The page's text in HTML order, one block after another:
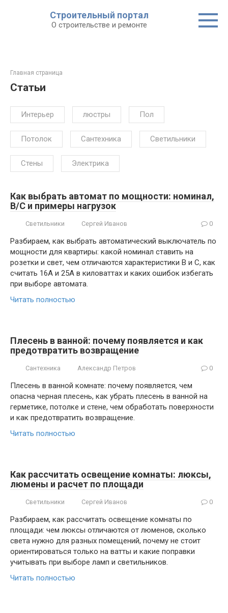
Строительный портал
О строительстве и ремонте
Главная страница
Статьи
Интерьер люстры Пол
Потолок Сантехника Светильники
Стены Электрика
Как выбрать автомат по мощности: номинал,
B/C и примеры нагрузок
Светильники Сергей Иванов 0
Разбираем, как выбрать автоматический выключатель по
мощности для квартиры: какой номинал ставить на
розетки и свет, чем отличаются характеристики B и C, как
считать 16А и 25А в киловаттах и каких ошибок избегать
при выборе автомата.
Читать полностью
Плесень в ванной: почему появляется и как
предотвратить возвращение
Сантехника Александр Петров 0
Плесень в ванной комнате: почему появляется, чем
опасна черная плесень, как убрать плесень в ванной на
герметике, потолке и стене, чем обработать поверхности
и как предотвратить возвращение.
Читать полностью
Как рассчитать освещение комнаты: люксы,
люмены и расчет по площади
Светильники Сергей Иванов 0
Разбираем, как рассчитать освещение комнаты по
площади: чем люксы отличаются от люменов, сколько
света нужно для разных помещений, почему не стоит
ориентироваться только на ватты и какие поправки
учитывать при выборе ламп и светильников.
Читать полностью